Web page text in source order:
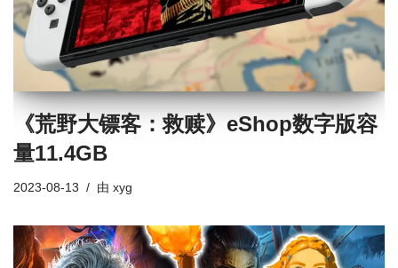
《荒野大镖客：救赎》eShop数字版容
量11.4GB
2023-08-13 由 xyg